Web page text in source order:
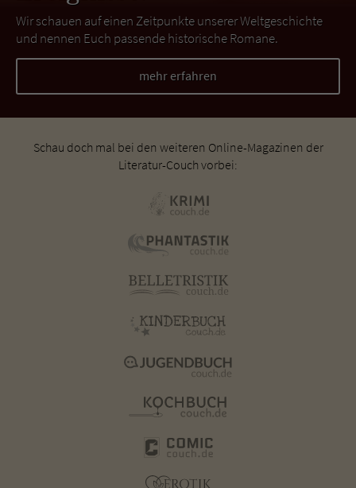
Wir schauen auf einen Zeitpunkte unserer Weltgeschichte
und nennen Euch passende historische Romane.
mehr erfahren
Schau doch mal bei den weiteren Online-Magazinen der
Literatur-Couch vorbei: